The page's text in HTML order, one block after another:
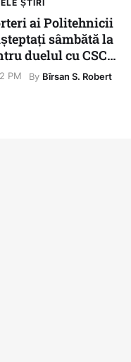
ȘTIRI
ai Politehnicii
sâmbătă la
duelul cu CSC
PM By Bîrsan S. Robert